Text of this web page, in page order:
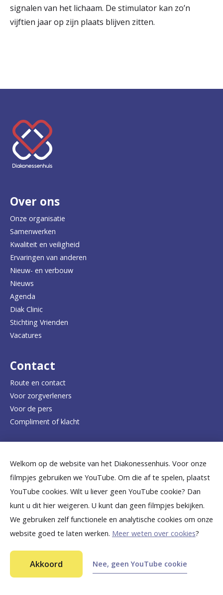
signalen van het lichaam. De stimulator kan zo’n
vijftien jaar op zijn plaats blijven zitten.
Welkom op de website van het Diakonessenhuis. Voor onze
filmpjes gebruiken we YouTube. Om die af te spelen, plaatst
YouTube cookies. Wilt u liever geen YouTube cookie? Dan
kunt u dit hier weigeren. U kunt dan geen filmpjes bekijken.
We gebruiken zelf functionele en analytische cookies om onze
website goed te laten werken. Meer weten over cookies?
Akkoord Nee, geen YouTube cookie
K
e
e
t
e
r
u
g
n
a
a
d
e
h
o
p
a
g
e
Over ons
Onze organisatie
Samenwerken
Kwaliteit en veiligheid
Ervaringen van anderen
Nieuw- en verbouw
Nieuws
Agenda
Diak Clinic
Stichting Vrienden
Vacatures
Contact
Route en contact
Voor zorgverleners
Voor de pers
Compliment of klacht
Dicht bij jou
B
e
k
k
B
e
k
j
k
B
e
k
B
e
k
j
B
e
k
j
Aansprakelijkheid
Toegankelijkheid